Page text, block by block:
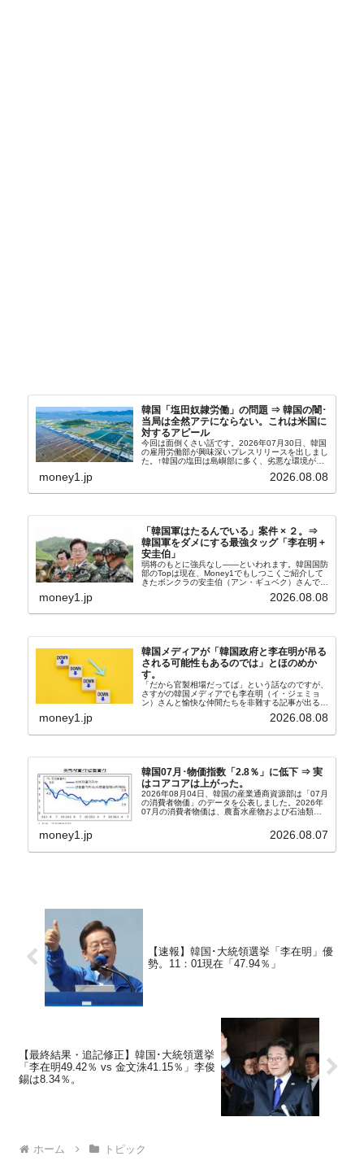
韓国「塩田奴隷労働」の問題 ⇒ 韓国の闇･
当局は全然アテにならない。これは米国に
対するアピール
今回は面倒くさい話です。2026年07月30日、韓国
の雇用労働部が興味深いプレスリリースを出しまし
た。↑韓国の塩田は島嶼部に多く、劣悪な環境が一
たといわれます（後述）。これは、いわゆる「塩田
money1.jp 2026.08.08
「韓国軍はたるんでいる」案件 × ２。⇒
韓国軍をダメにする最強タッグ「李在明 +
安圭伯」
弱将のもとに強兵なし――といわれます。韓国国防
部のTopは現在、Money1でもしつこくご紹介して
きたボンクラの安圭伯（アン・ギュベク）さんで
さんと「韓国初の文官上がり」の国防部長官安圭伯
money1.jp 2026.08.08
韓国メディアが「韓国政府と李在明が吊る
される可能性もあるのでは」とほのめか
す。
「だから官製相場だってば」という話なのですが、
さすがの韓国メディアでも李在明（イ・ジェミョ
ン）さんと愉快な仲間たちを非難する記事が出るよ
『朝鮮日報』に面白い記事が出ています。「東西南
money1.jp 2026.08.08
韓国07月･物価指数「2.8％」に低下 ⇒ 実
はコアコアは上がった。
2026年08月04日、韓国の産業通商資源部は「07月
の消費者物価」のデータを公表しました。2026年
07月の消費者物価は、農畜水産物および石油類の
2.8％上昇（06月は3.2％）となり、上昇率は前...
money1.jp 2026.08.07
【速報】韓国･大統領選挙「李在明」優
勢。11：01現在「47.94％」
【最終結果・追記修正】韓国･大統領選挙
「李在明49.42％ vs 金文洙41.15％」李俊
錫は8.34％。
ホーム トピック